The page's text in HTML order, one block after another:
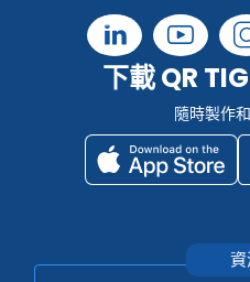
下載 QR
隨時製作